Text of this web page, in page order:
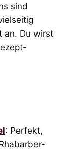
sind
an. Du wirst
: Perfekt,